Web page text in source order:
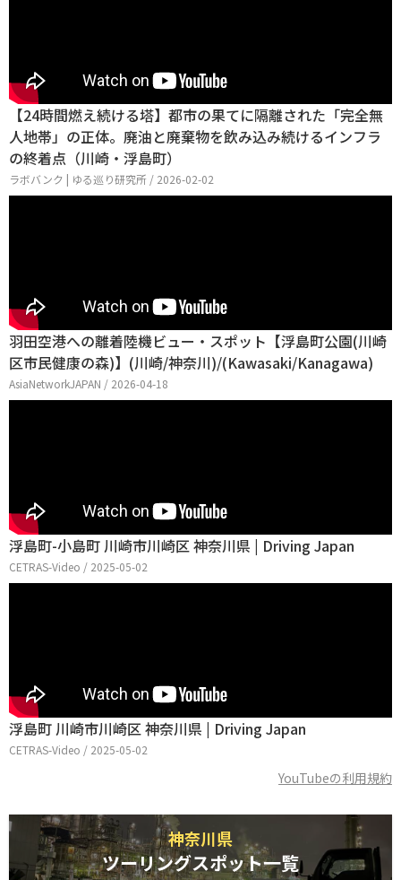
【24時間燃え続ける塔】都市の果てに隔離された「完全無
人地帯」の正体。廃油と廃棄物を飲み込み続けるインフラ
の終着点（川崎・浮島町）
ラボバンク | ゆる巡り研究所 / 2026-02-02
羽田空港への離着陸機ビュー・スポット【浮島町公園(川崎
区市民健康の森)】(川崎/神奈川)/(Kawasaki/Kanagawa)
AsiaNetworkJAPAN / 2026-04-18
浮島町-小島町 川崎市川崎区 神奈川県 | Driving Japan
CETRAS-Video / 2025-05-02
浮島町 川崎市川崎区 神奈川県 | Driving Japan
CETRAS-Video / 2025-05-02
YouTubeの利用規約
神奈川県
ツーリングスポット一覧